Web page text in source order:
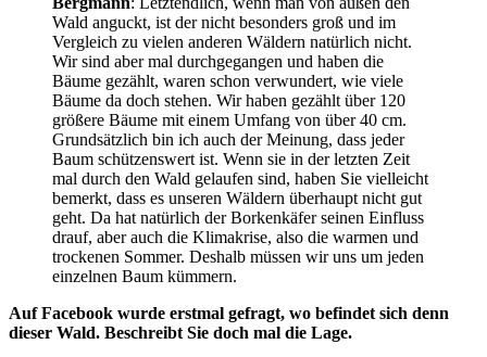
Wald anguckt, ist der nicht besonders groß und im
Vergleich zu vielen anderen Wäldern natürlich nicht.
Wir sind aber mal durchgegangen und haben die
Bäume gezählt, waren schon verwundert, wie viele
Bäume da doch stehen. Wir haben gezählt über 120
größere Bäume mit einem Umfang von über 40 cm.
Grundsätzlich bin ich auch der Meinung, dass jeder
Baum schützenswert ist. Wenn sie in der letzten Zeit
mal durch den Wald gelaufen sind, haben Sie vielleicht
bemerkt, dass es unseren Wäldern überhaupt nicht gut
geht. Da hat natürlich der Borkenkäfer seinen Einfluss
drauf, aber auch die Klimakrise, also die warmen und
trockenen Sommer. Deshalb müssen wir uns um jeden
einzelnen Baum kümmern.
Auf Facebook wurde erstmal gefragt, wo befindet sich denn
dieser Wald. Beschreibt Sie doch mal die Lage.